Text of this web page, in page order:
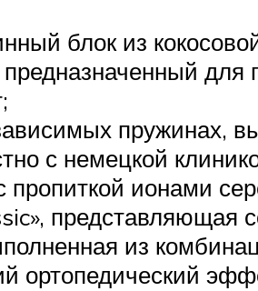
блок из
пружинах,
с немецкой
пропиткой ионами
из
ортопедический